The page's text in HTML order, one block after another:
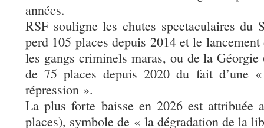
années.
RSF souligne les chutes spectaculaires du
perd 105 places depuis 2014 et le lancement
les gangs criminels maras, ou de la
de 75 places depuis 2020 du fait d’une
répression ».
La plus forte baisse en 2026 est attribuée
places), symbole de « la dégradation de la